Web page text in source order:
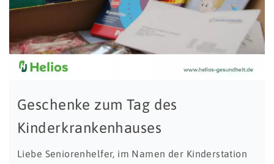
Geschenke zum Tag des
Kinderkrankenhauses
Liebe Seniorenhelfer, im Namen der Kinderstation